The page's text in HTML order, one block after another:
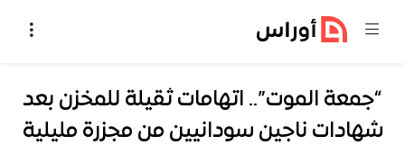
“جمعة الموت”.. اتهامات ثقيلة للمخزن بعد
شهادات ناجين سودانيين من مجزرة مليلية